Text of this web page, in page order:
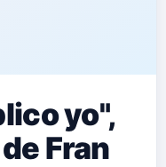
yo",
Fran